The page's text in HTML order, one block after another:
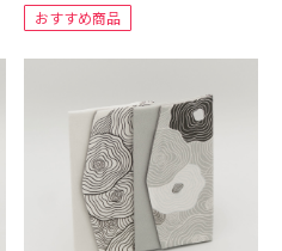
おすすめ商品